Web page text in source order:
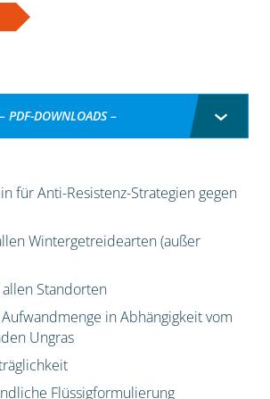
– PDF-DOWNLOADS –
für Anti-Resistenz-Strategien gegen
Wintergetreidearten (außer
Standorten
in Abhängigkeit vom
Ungras
Flüssigformulierung